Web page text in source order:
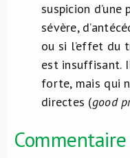
suspicion
sévère,
ou si l’effet du
est insuffisant.
forte, mais qui
directes (good